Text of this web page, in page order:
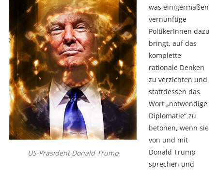
US-Präsident Donald Trump
was einigermaßen
vernünftige
PoltikerInnen dazu
bringt, auf das
komplette
rationale Denken
zu verzichten und
stattdessen das
Wort „notwendige
Diplomatie“ zu
betonen, wenn sie
von und mit
Donald Trump
sprechen und